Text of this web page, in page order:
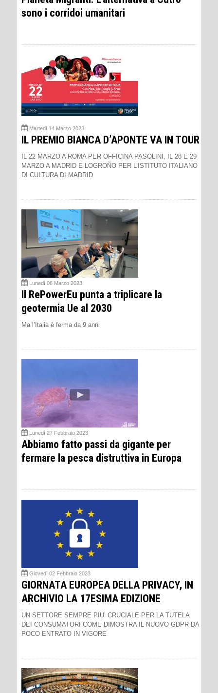
sono i corridoi umanitari
Martedì 14 Marzo 2023
IL PREMIO BIANCA D’APONTE VA IN TOUR
IL 22 MARZO A ROMA PER OFFICINA PASOLINI, IL 28 E 29
MARZO A MADRID E LOGROÑO PER L’ISTITUTO ITALIANO
DI CULTURA DI MADRID
Lunedì 06 Marzo 2023
Il RePowerEu punta a triplicare la
geotermia Ue al 2030
Ma l’Italia è ferma da 9 anni
Lunedì 27 Febbraio 2023
Abbiamo fatto passi da gigante per
fermare la pesca distruttiva in Europa
Giovedì 02 Febbraio 2023
GIORNATA EUROPEA DELLA PRIVACY, IN
ARCHIVIO LA 17ESIMA EDIZIONE
UN SETTORE SEMPRE PIU’ CRUCIALE PER LA TUTELA
DEI CONSUMATORI COME DIMOSTRA IL NUOVO GDPR DA
POCO ENTRATO IN VIGORE